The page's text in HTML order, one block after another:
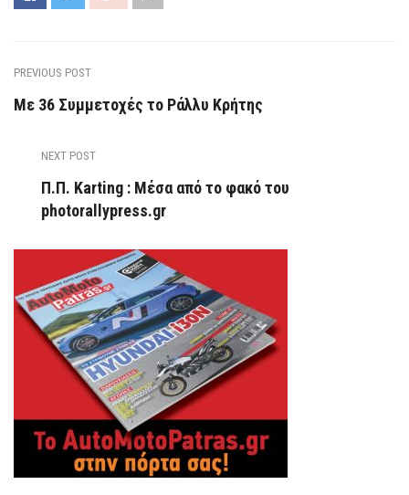
PREVIOUS POST
Με 36 Συμμετοχές το Ράλλυ Κρήτης
NEXT POST
Π.Π. Karting : Μέσα από το φακό του
photorallypress.gr